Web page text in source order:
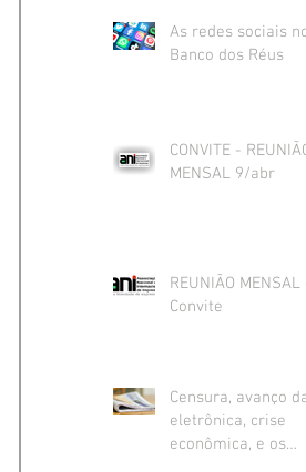
As redes sociais
Banco dos Réus
CONVITE -
MENSAL 9/abr
REUNIÃO MENSAL
Convite
Censura, avanço
eletrônica, crise
econômica, e os